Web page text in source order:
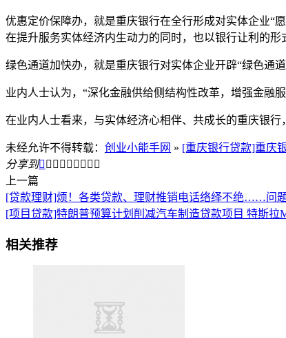
优惠定价保障办，就是重庆银行在全行形成对实体企业“
在提升服务实体经济内生动力的同时，也以银行让利的形
绿色通道加快办，就是重庆银行对实体企业开辟“绿色通
业内人士认为，“深化金融供给侧结构性改革，增强金融
在业内人士看来，与实体经济心相伴、共成长的重庆银
未经允许不得转载： 创业小能手网 » [重庆银行贷款]重庆
分享到        
上一篇
[贷款理财]烦！各类贷款、理财推销电话络绎不绝……问
[项目贷款]特朗普预算计划削减汽车制造贷款项目 特斯拉
相关推荐